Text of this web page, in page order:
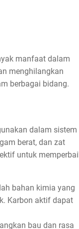
manfaat dalam
menghilangkan
berbagai bidang.
dalam sistem
berat, dan zat
untuk
bahan kimia yang
Karbon aktif dapat
bau dan rasa